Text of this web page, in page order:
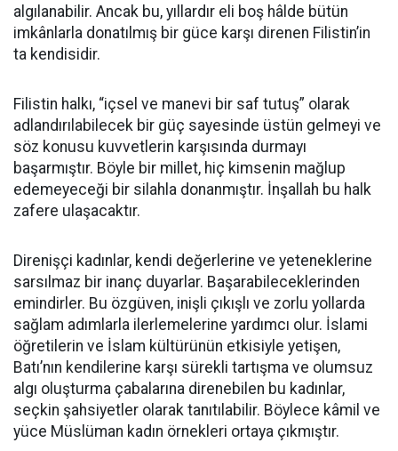
algılanabilir. Ancak bu, yıllardır eli boş hâlde bütün
imkânlarla donatılmış bir güce karşı direnen Filistin’in
ta kendisidir.
Filistin halkı, “içsel ve manevi bir saf tutuş” olarak
adlandırılabilecek bir güç sayesinde üstün gelmeyi ve
söz konusu kuvvetlerin karşısında durmayı
başarmıştır. Böyle bir millet, hiç kimsenin mağlup
edemeyeceği bir silahla donanmıştır. İnşallah bu halk
zafere ulaşacaktır.
Direnişçi kadınlar, kendi değerlerine ve yeteneklerine
sarsılmaz bir inanç duyarlar. Başarabileceklerinden
emindirler. Bu özgüven, inişli çıkışlı ve zorlu yollarda
sağlam adımlarla ilerlemelerine yardımcı olur. İslami
öğretilerin ve İslam kültürünün etkisiyle yetişen,
Batı’nın kendilerine karşı sürekli tartışma ve olumsuz
algı oluşturma çabalarına direnebilen bu kadınlar,
seçkin şahsiyetler olarak tanıtılabilir. Böylece kâmil ve
yüce Müslüman kadın örnekleri ortaya çıkmıştır.